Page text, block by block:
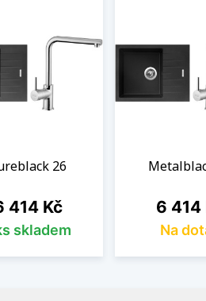
26
414 Kč
skladem
Cena
6 414
Na